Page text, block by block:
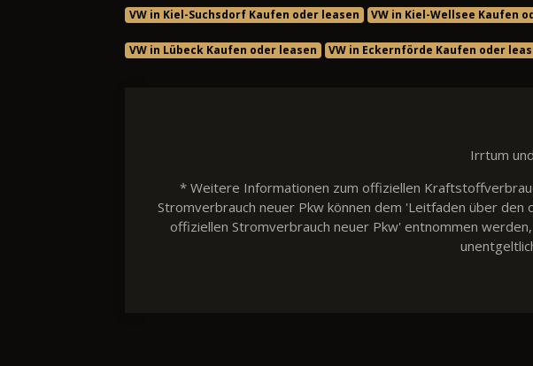
VW in Kiel-Suchsdorf Kaufen oder leasen VW in Kiel-Wellsee Kaufen
VW in Lübeck Kaufen oder leasen VW in Eckernförde Kaufen oder
Irrtum
* Weitere Informationen zum offiziellen
Stromverbrauch neuer Pkw können dem 'Leitfaden über
offiziellen Stromverbrauch neuer Pkw' entnommen